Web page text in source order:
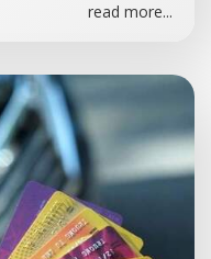
read more...